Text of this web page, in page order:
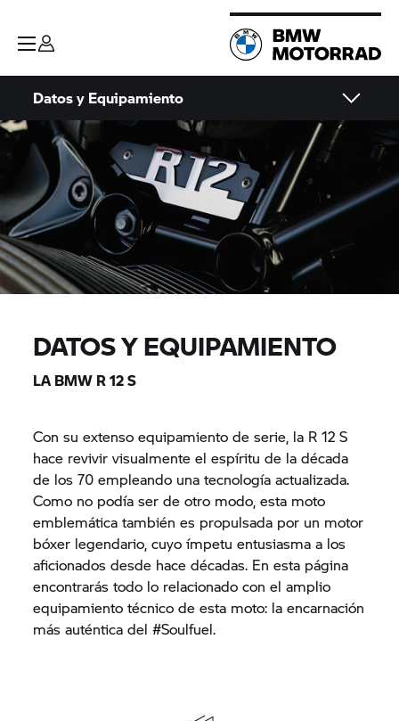
Datos y Equipamiento
DATOS Y EQUIPAMIENTO
LA BMW R 12 S
Con su extenso equipamiento de serie, la R 12 S
hace revivir visualmente el espíritu de la década
de los 70 empleando una tecnología actualizada.
Como no podía ser de otro modo, esta moto
emblemática también es propulsada por un motor
bóxer legendario, cuyo ímpetu entusiasma a los
aficionados desde hace décadas. En esta página
encontrarás todo lo relacionado con el amplio
equipamiento técnico de esta moto: la encarnación
más auténtica del #Soulfuel.